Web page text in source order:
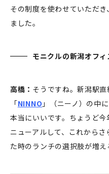
その制度を使わせていただ
ました。
モニクルの新潟オフィ
高橋： そうですね。新潟駅
「NINNO 」（ニーノ）の中
本当にいいです。ちょうど
ニューアルして、これから
た時のランチの選択肢が増え